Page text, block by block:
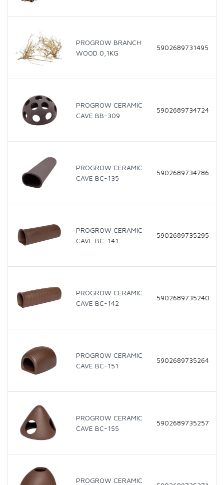
PROGROW BRANCH
WOOD 0,1KG
5902689731495
PROGROW CERAMIC
CAVE BB-309
5902689734724
PROGROW CERAMIC
CAVE BC-135
5902689734786
PROGROW CERAMIC
CAVE BC-141
5902689735295
PROGROW CERAMIC
CAVE BC-142
5902689735240
PROGROW CERAMIC
CAVE BC-151
5902689735264
PROGROW CERAMIC
CAVE BC-155
5902689735257
PROGROW CERAMIC